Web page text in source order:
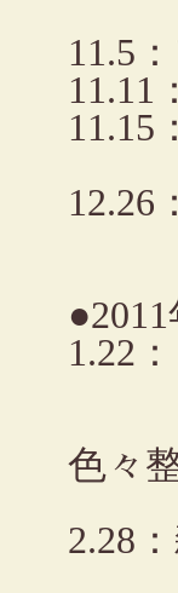
11.5
11.11
11.15
12.26
1.22
他
絵
色々
2.28